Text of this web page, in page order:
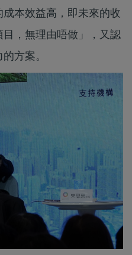
本效益高，即未來的收
，無理由唔做」，又認
方案。